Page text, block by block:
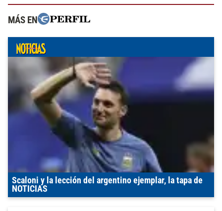
MÁS EN
Scaloni y la lección del argentino ejemplar, la tapa de
NOTICIAS